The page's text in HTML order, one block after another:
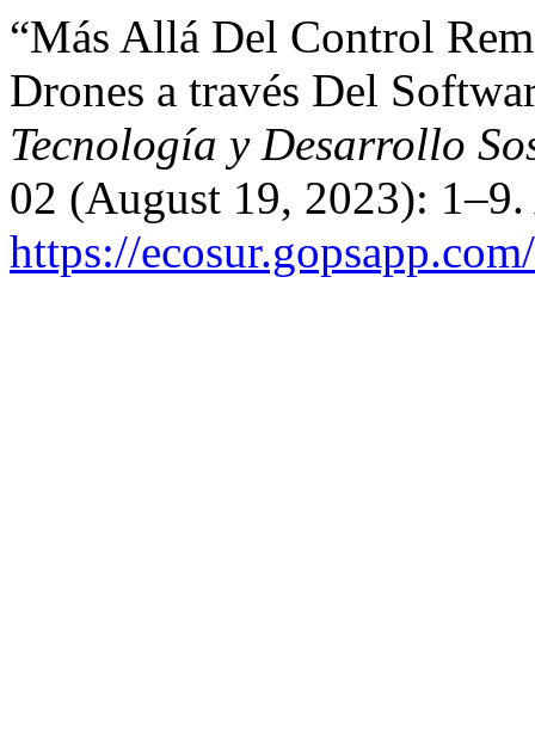
“Más Allá Del Control
Drones a través Del
Tecnología y Desarrollo
02 (August 19, 2023):
https://